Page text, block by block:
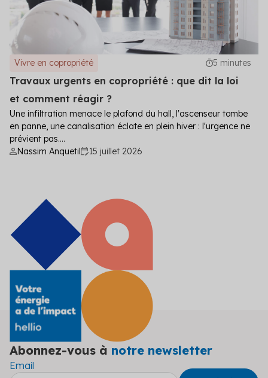
Vivre en copropriété 5 minutes
Travaux urgents en copropriété : que dit la loi
et comment réagir ?
Une infiltration menace le plafond du hall, l'ascenseur tombe
en panne, une canalisation éclate en plein hiver : l'urgence ne
prévient pas....
Nassim Anquetil
15 juillet 2026
Abonnez-vous à notre newsletter
Email